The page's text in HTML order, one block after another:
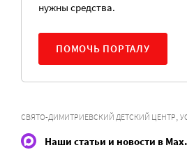
нужны средства.
ПОМОЧЬ ПОРТАЛУ
СВЯТО-ДИМИТРИЕВСКИЙ ДЕТСКИЙ ЦЕНТР,
Наши статьи и новости в